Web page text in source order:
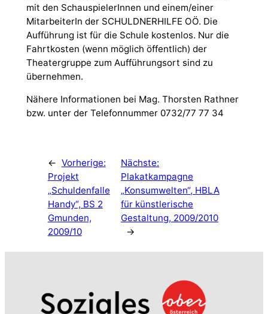
mit den SchauspielerInnen und einem/einer
MitarbeiterIn der SCHULDNERHILFE OÖ. Die
Aufführung ist für die Schule kostenlos. Nur die
Fahrtkosten (wenn möglich öffentlich) der
Theatergruppe zum Aufführungsort sind zu
übernehmen.
Nähere Informationen bei Mag. Thorsten Rathner
bzw. unter der Telefonnummer 0732/77 77 34
← Vorherige:
Projekt
„Schuldenfalle
Handy“, BS 2
Gmunden,
2009/10
Nächste:
Plakatkampagne
„Konsumwelten“, HBLA
für künstlerische
Gestaltung, 2009/2010
→